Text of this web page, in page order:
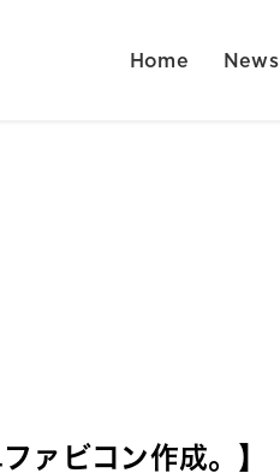
Home News
ァビコン作成。】